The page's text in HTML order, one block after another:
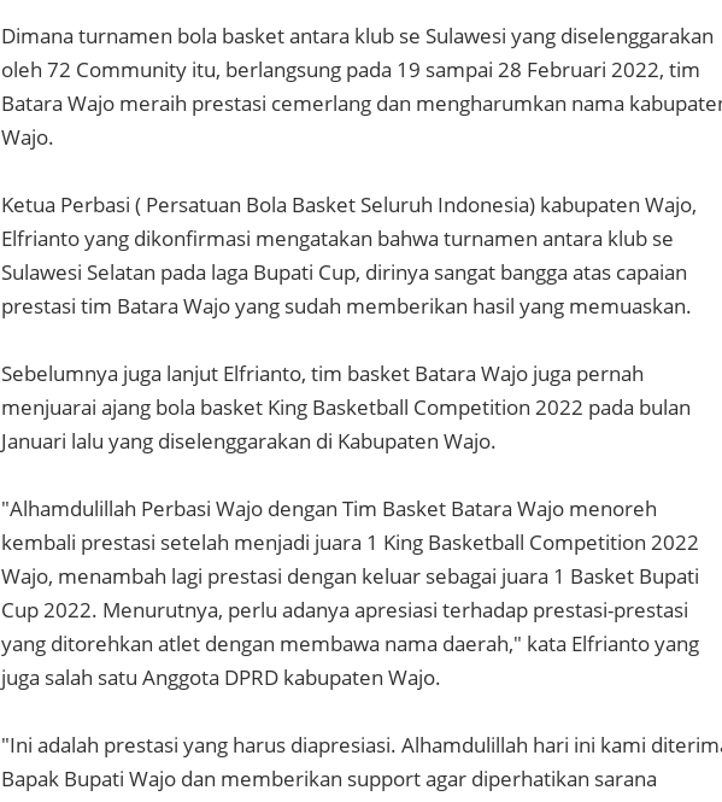
Dimana turnamen bola basket antara klub se Sulawesi yang diselenggarakan
oleh 72 Community itu, berlangsung pada 19 sampai 28 Februari 2022, tim
Batara Wajo meraih prestasi cemerlang dan mengharumkan nama
Wajo.
Ketua Perbasi ( Persatuan Bola Basket Seluruh Indonesia) kabupaten Wajo,
Elfrianto yang dikonfirmasi mengatakan bahwa turnamen antara klub se
Sulawesi Selatan pada laga Bupati Cup, dirinya sangat bangga atas capaian
prestasi tim Batara Wajo yang sudah memberikan hasil yang memuaskan.
Sebelumnya juga lanjut Elfrianto, tim basket Batara Wajo juga pernah
menjuarai ajang bola basket King Basketball Competition 2022 pada bulan
Januari lalu yang diselenggarakan di Kabupaten Wajo.
"Alhamdulillah Perbasi Wajo dengan Tim Basket Batara Wajo menoreh
kembali prestasi setelah menjadi juara 1 King Basketball Competition 2022
Wajo, menambah lagi prestasi dengan keluar sebagai juara 1 Basket Bupati
Cup 2022. Menurutnya, perlu adanya apresiasi terhadap prestasi-prestasi
yang ditorehkan atlet dengan membawa nama daerah," kata Elfrianto yang
juga salah satu Anggota DPRD kabupaten Wajo.
"Ini adalah prestasi yang harus diapresiasi. Alhamdulillah hari ini kami
Bapak Bupati Wajo dan memberikan support agar diperhatikan sarana